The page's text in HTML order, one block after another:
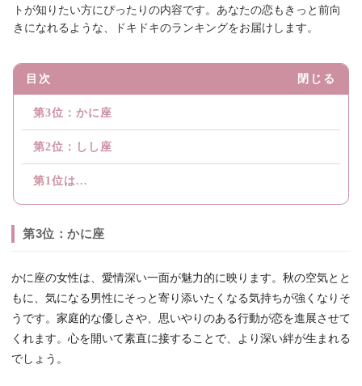
トが知りたい方にぴったりの内容です。あなたの恋もきっと前向
きになれるような、ドキドキのランキングをお届けします。
目次 閉じる
第3位：かに座
第2位：しし座
第1位は...
第3位：かに座
かに座の女性は、愛情深い一面が魅力的に映ります。秋の空気とと
もに、気になる男性にそっと寄り添いたくなる気持ちが強くなりそ
うです。家庭的な優しさや、思いやりのある行動が恋を進展させて
くれます。心を開いて素直に接することで、より深い絆が生まれる
でしょう。